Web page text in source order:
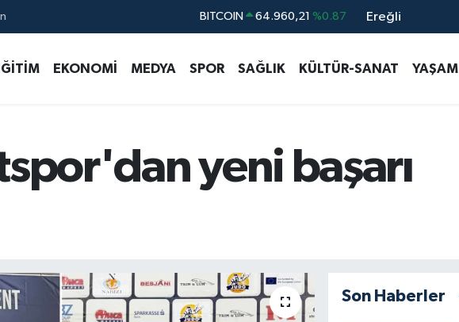
DOLAR 47,7436 %0.18 Ereğli
EKONOMİ MEDYA SPOR SAĞLIK KÜLTÜR-SANAT YAŞAM
yeni başarı
Son Haberler